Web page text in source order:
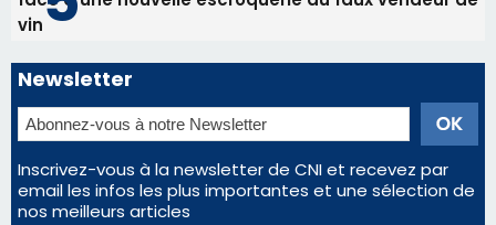
vin
Newsletter
Inscrivez-vous à la newsletter de CNI et recevez par
email les infos les plus importantes et une sélection de
nos meilleurs articles